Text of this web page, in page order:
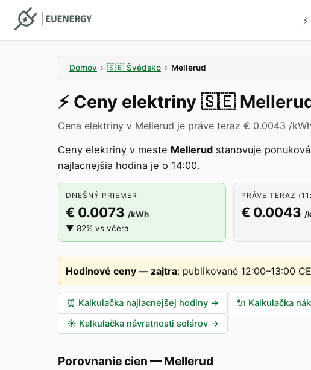
Domov › 🇸🇪 Švédsko › Mellerud
⚡️ Ceny elektriny 🇸🇪
Cena elektriny v Mellerud je práve teraz € 0.0043 /
Ceny elektriny v meste Mellerud stanovuje
najlacnejšia hodina je o 14:00.
DNEŠNÝ PRIEMER
€ 0.0073 /kWh
▼ 82% vs včera
PRÁVE TERAZ
€ 0.0043 /
Hodinové ceny — zajtra: publikované 12:00–13:00
⏰ Kalkulačka najlacnejšej hodiny → 🔌 Kalkulačka
☀️ Kalkulačka návratnosti solárov →
Porovnanie cien —Mellerud